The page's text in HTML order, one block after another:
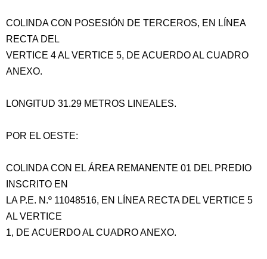
COLINDA CON POSESIÓN DE TERCEROS, EN LÍNEA
RECTA DEL
VERTICE 4 AL VERTICE 5, DE ACUERDO AL CUADRO
ANEXO.
LONGITUD 31.29 METROS LINEALES.
POR EL OESTE:
COLINDA CON EL ÁREA REMANENTE 01 DEL PREDIO
INSCRITO EN
LA P.E. N.º 11048516, EN LÍNEA RECTA DEL VERTICE 5
AL VERTICE
1, DE ACUERDO AL CUADRO ANEXO.